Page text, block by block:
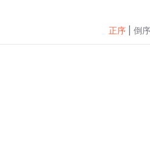
正序 倒序